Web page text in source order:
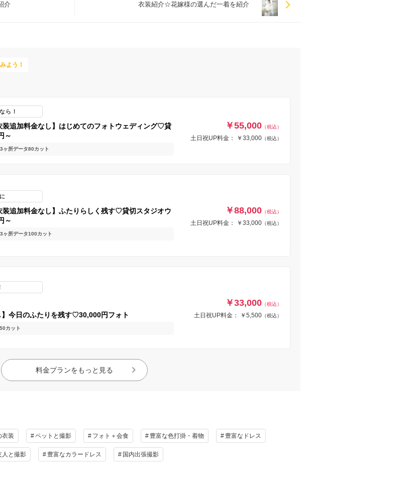
介 衣装紹介☆花嫁様の選んだ一着を紹介
よう！
ら！
装追加料金なし】はじめてのフォトウェディング♡貸
～
ヶ所データ80カット
￥55,000 （税込）
土日祝UP料金： ￥33,000 （税込）
装追加料金なし】ふたりらしく残す♡貸切スタジオウ
～
ヶ所データ100カット
￥88,000 （税込）
土日祝UP料金： ￥33,000 （税込）
】今日のふたりを残す♡30,000円フォト
カット
￥33,000 （税込）
土日祝UP料金： ￥5,500 （税込）
料金プランをもっと見る
衣装 ペットと撮影 フォト＋会食 豊富な色打掛・着物 豊富なドレス
人と撮影 豊富なカラードレス 国内出張撮影